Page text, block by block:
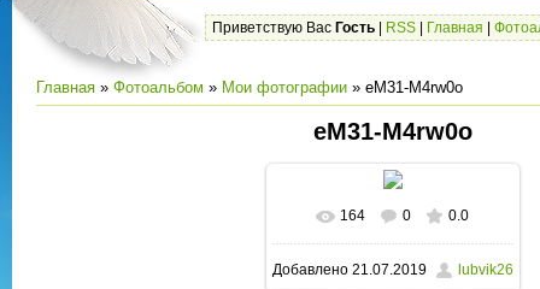
Приветствую Вас Гость RSS Главная
Главная » Фотоальбом » Мои фотографии » eM31-M4rw0o
eM31-M4rw0o
В реальном размере
1280x848/ 369.7Kb
164 0 0.0
Добавлено21.07.2019 lubvik26